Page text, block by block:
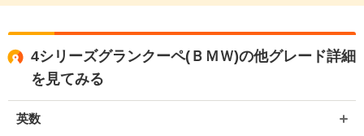
4シリーズグランクーペ(ＢＭＷ)の他グレード詳細
を見てみる
英数